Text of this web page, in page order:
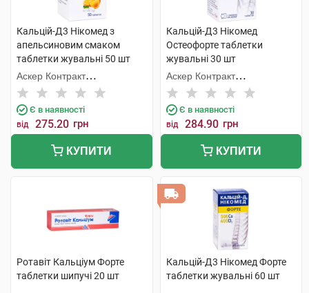
Кальцій-Д3 Нікомед з
апельсиновим смаком
таблетки жувальні 50 шт
Аскер Контракт
Мануфекчерінг АС
Є в наявності
від 275.20 грн
КУПИТИ
Кальцій-Д3 Нікомед
Остеофорте таблетки
жувальні 30 шт
Аскер Контракт
Мануфекчерінг АС
Є в наявності
від 284.90 грн
КУПИТИ
Ротавіт Кальціум Форте
таблетки шипучі 20 шт
Кальцій-Д3 Нікомед Форте
таблетки жувальні 60 шт